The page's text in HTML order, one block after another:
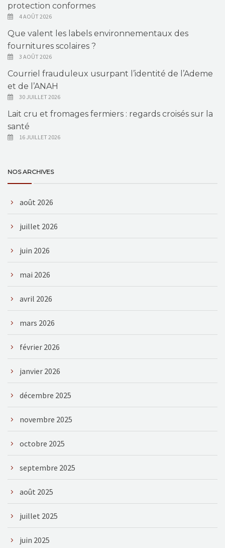
protection conformes
4 AOÛT 2026
Que valent les labels environnementaux des
fournitures scolaires ?
3 AOÛT 2026
Courriel frauduleux usurpant l’identité de l’Ademe
et de l’ANAH
30 JUILLET 2026
Lait cru et fromages fermiers : regards croisés sur la
santé
16 JUILLET 2026
NOS ARCHIVES
août 2026
juillet 2026
juin 2026
mai 2026
avril 2026
mars 2026
février 2026
janvier 2026
décembre 2025
novembre 2025
octobre 2025
septembre 2025
août 2025
juillet 2025
juin 2025